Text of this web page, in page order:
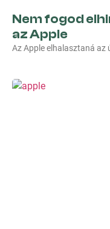
Nem fogod
az Apple
Az Apple elhalasztaná az